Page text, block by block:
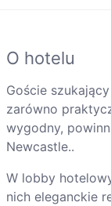
O hotelu
Goście
zarówno
wygodny,
Newcastle..
W lobby
nich eleganckie